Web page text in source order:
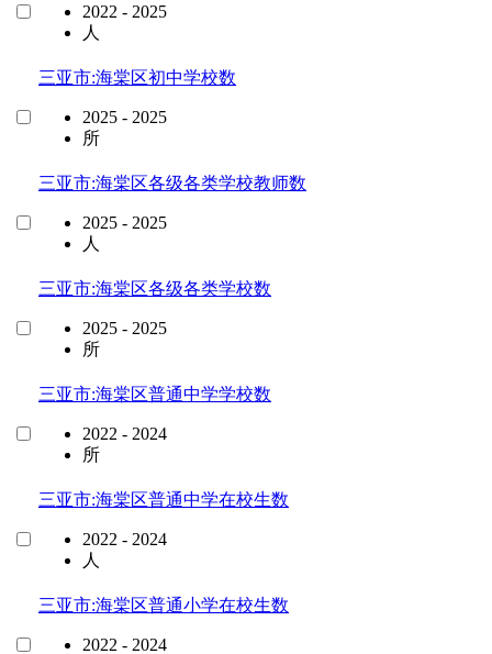
2022 - 2025
人
三亚市:海棠区初中学校数
2025 - 2025
所
三亚市:海棠区各级各类学校教师数
2025 - 2025
人
三亚市:海棠区各级各类学校数
2025 - 2025
所
三亚市:海棠区普通中学学校数
2022 - 2024
所
三亚市:海棠区普通中学在校生数
2022 - 2024
人
三亚市:海棠区普通小学在校生数
2022 - 2024